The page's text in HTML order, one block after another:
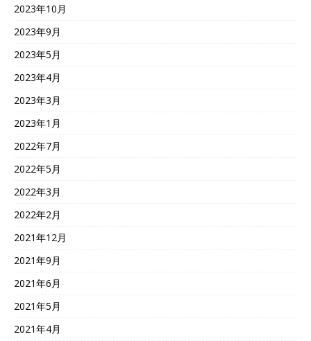
2023年10月
2023年9月
2023年5月
2023年4月
2023年3月
2023年1月
2022年7月
2022年5月
2022年3月
2022年2月
2021年12月
2021年9月
2021年6月
2021年5月
2021年4月